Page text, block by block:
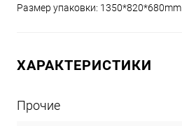
Размер упаковки: 1350*820*680mm
ХАРАКТЕРИСТИКИ
Прочие